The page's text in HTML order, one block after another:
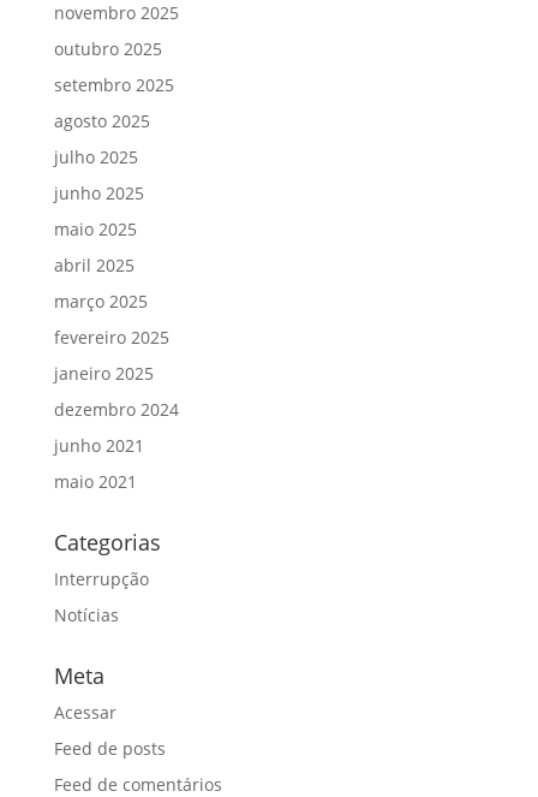
novembro 2025
outubro 2025
setembro 2025
agosto 2025
julho 2025
junho 2025
maio 2025
abril 2025
março 2025
fevereiro 2025
janeiro 2025
dezembro 2024
junho 2021
maio 2021
Categorias
Interrupção
Notícias
Meta
Acessar
Feed de posts
Feed de comentários